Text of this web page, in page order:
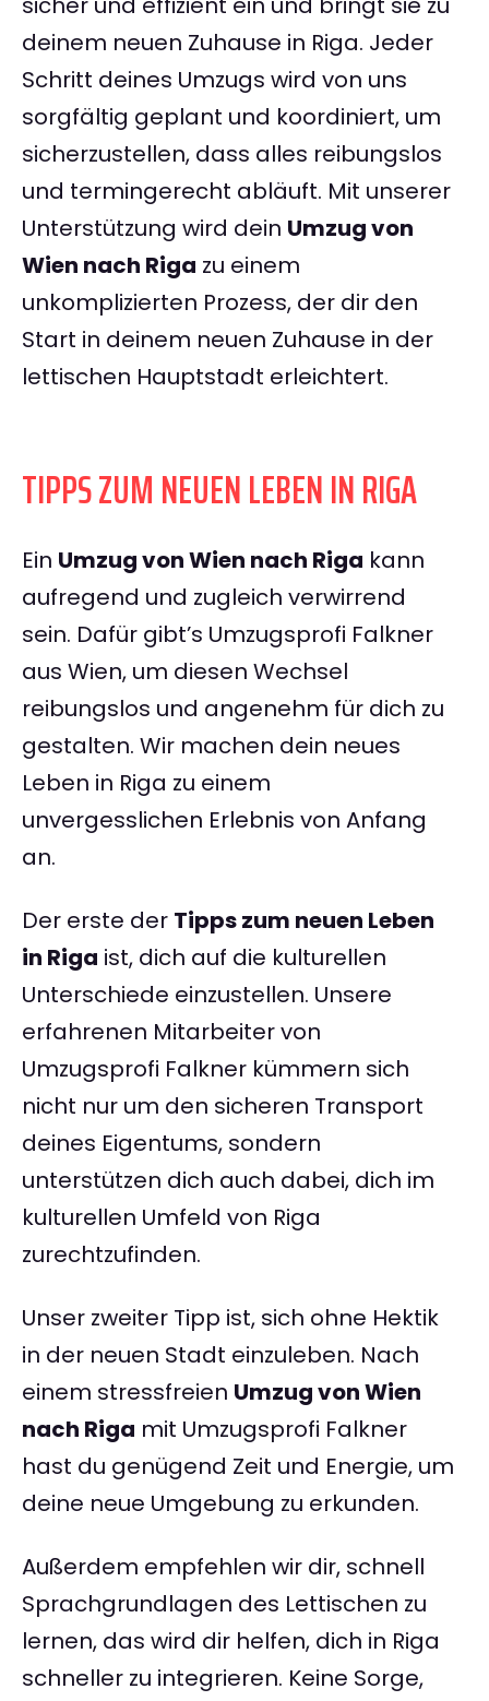
deinem neuen Zuhause in Riga. Jeder
Schritt deines Umzugs wird von uns
sorgfältig geplant und koordiniert, um
sicherzustellen, dass alles reibungslos
und termingerecht abläuft. Mit unserer
Unterstützung wird dein Umzug von
Wien nach Riga zu einem
unkomplizierten Prozess, der dir den
Start in deinem neuen Zuhause in der
lettischen Hauptstadt erleichtert.
TIPPS ZUM NEUEN LEBEN IN RIGA
Ein Umzug von Wien nach Riga kann
aufregend und zugleich verwirrend
sein. Dafür gibt’s Umzugsprofi Falkner
aus Wien, um diesen Wechsel
reibungslos und angenehm für dich zu
gestalten. Wir machen dein neues
Leben in Riga zu einem
unvergesslichen Erlebnis von Anfang
an.
Der erste der Tipps zum neuen Leben
in Riga ist, dich auf die kulturellen
Unterschiede einzustellen. Unsere
erfahrenen Mitarbeiter von
Umzugsprofi Falkner kümmern sich
nicht nur um den sicheren Transport
deines Eigentums, sondern
unterstützen dich auch dabei, dich im
kulturellen Umfeld von Riga
zurechtzufinden.
Unser zweiter Tipp ist, sich ohne Hektik
in der neuen Stadt einzuleben. Nach
einem stressfreien Umzug von Wien
nach Riga mit Umzugsprofi Falkner
hast du genügend Zeit und Energie, um
deine neue Umgebung zu erkunden.
Außerdem empfehlen wir dir, schnell
Sprachgrundlagen des Lettischen zu
lernen, das wird dir helfen, dich in Riga
schneller zu integrieren. Keine Sorge,